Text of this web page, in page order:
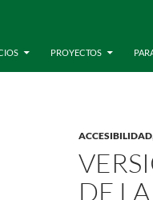
PROYECTOS
ACCESIBILIDAD
DE